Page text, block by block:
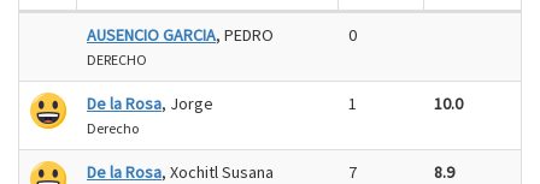
AUSENCIO GARCIA, PEDRO
DERECHO
0
De la Rosa, Jorge
Derecho
1 10.0
De la Rosa, Xochitl Susana 7 8.9